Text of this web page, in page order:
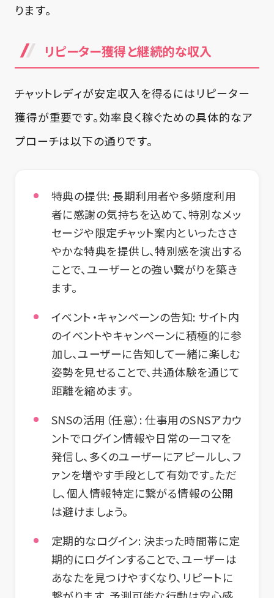
ります。
リピーター獲得と継続的な収入
チャットレディが安定収入を得るにはリピーター
獲得が重要です。効率良く稼ぐための具体的なア
プローチは以下の通りです。
特典の提供:長期利用者や多頻度利用
者に感謝の気持ちを込めて、特別なメッ
セージや限定チャット案内といったささ
やかな特典を提供し、特別感を演出する
ことで、ユーザーとの強い繋がりを築き
ます。
イベント・キャンペーンの告知: サイト内
のイベントやキャンペーンに積極的に参
加し、ユーザーに告知して一緒に楽しむ
姿勢を見せることで、共通体験を通じて
距離を縮めます。
SNSの活用（任意）:仕事用のSNSアカウ
ントでログイン情報や日常の一コマを
発信し、多くのユーザーにアピールし、フ
ァンを増やす手段として有効です。ただ
し、個人情報特定に繋がる情報の公開
は避けましょう。
定期的なログイン: 決まった時間帯に定
期的にログインすることで、ユーザーは
あなたを見つけやすくなり、リピートに